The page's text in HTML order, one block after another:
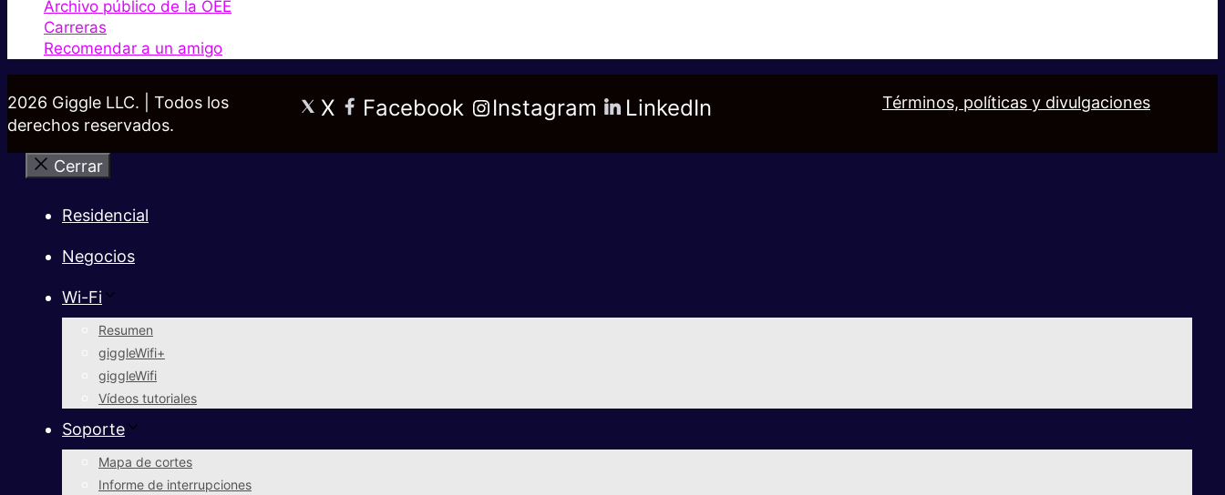
Archivo público de la OEE
Carreras
Recomendar a un amigo
2026 Giggle LLC. | Todos los
derechos reservados.
X Facebook Instagram LinkedIn Términos, políticas y divulgaciones
Cerrar
Residencial
Negocios
Wi-Fi
Resumen
giggleWifi+
giggleWifi
Vídeos tutoriales
Soporte
Mapa de cortes
Informe de interrupciones